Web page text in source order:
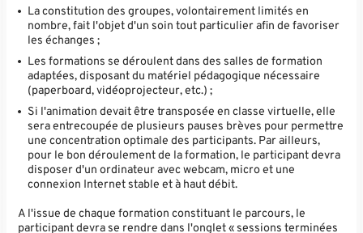
La constitution des groupes, volontairement limités en
nombre, fait l'objet d'un soin tout particulier afin de favoriser
les échanges ;
Les formations se déroulent dans des salles de formation
adaptées, disposant du matériel pédagogique nécessaire
(paperboard, vidéoprojecteur, etc.) ;
Si l'animation devait être transposée en classe virtuelle, elle
sera entrecoupée de plusieurs pauses brèves pour permettre
une concentration optimale des participants. Par ailleurs,
pour le bon déroulement de la formation, le participant devra
disposer d'un ordinateur avec webcam, micro et une
connexion Internet stable et à haut débit.
A l'issue de chaque formation constituant le parcours, le
participant devra se rendre dans l'onglet « sessions terminées